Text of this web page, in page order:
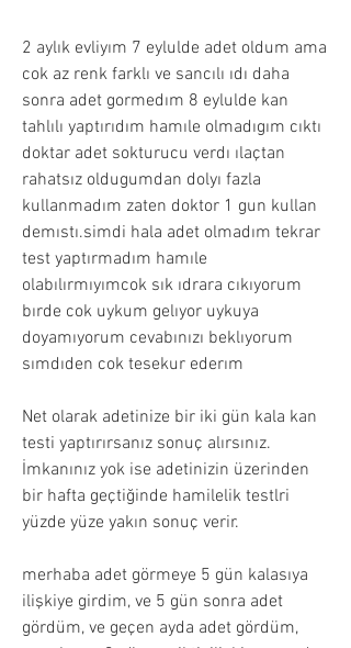
2 aylık evliyım 7 eylulde adet oldum ama
cok az renk farklı ve sancılı ıdı daha
sonra adet gormedım 8 eylulde kan
tahlılı yaptırıdım hamıle olmadıgım cıktı
doktar adet sokturucu verdı ılaçtan
rahatsız oldugumdan dolyı fazla
kullanmadım zaten doktor 1 gun kullan
demıstı.simdi hala adet olmadım tekrar
test yaptırmadım hamıle
olabılırmıyımcok sık ıdrara cıkıyorum
bırde cok uykum gelıyor uykuya
doyamıyorum cevabınızı beklıyorum
sımdıden cok tesekur ederım
Net olarak adetinize bir iki gün kala kan
testi yaptırırsanız sonuç alırsınız.
İmkanınız yok ise adetinizin üzerinden
bir hafta geçtiğinde hamilelik testlri
yüzde yüze yakın sonuç verir.
merhaba adet görmeye 5 gün kalasıya
ilişkiye girdim, ve 5 gün sonra adet
gördüm, ve geçen ayda adet gördüm,